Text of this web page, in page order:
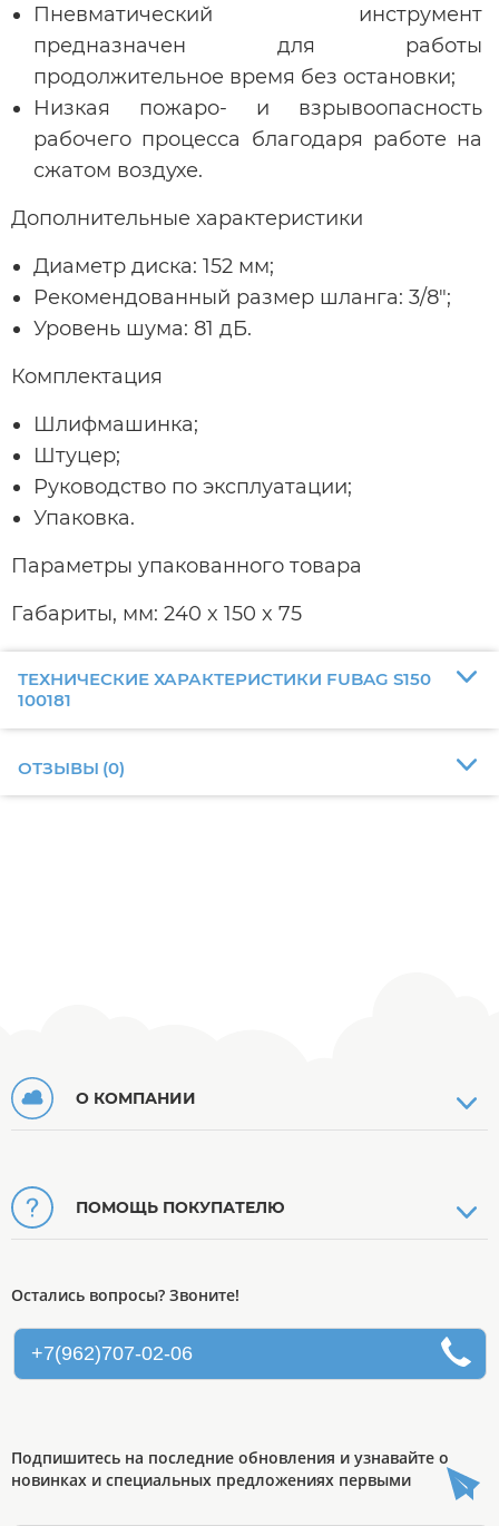
Пневматический инструмент
предназначен для работы
продолжительное время без остановки;
Низкая пожаро- и взрывоопасность
рабочего процесса благодаря работе на
сжатом воздухе.
Дополнительные характеристики
Диаметр диска: 152 мм;
Рекомендованный размер шланга: 3/8";
Уровень шума: 81 дБ.
Комплектация
Шлифмашинка;
Штуцер;
Руководство по эксплуатации;
Упаковка.
Параметры упакованного товара
Габариты, мм: 240 x 150 x 75
ТЕХНИЧЕСКИЕ ХАРАКТЕРИСТИКИ FUBAG S150
100181
ОТЗЫВЫ (0)
О КОМПАНИИ
ПОМОЩЬ ПОКУПАТЕЛЮ
Остались вопросы? Звоните!
+7(962)707-02-06
Подпишитесь на последние обновления и узнавайте о
новинках и специальных предложениях первыми